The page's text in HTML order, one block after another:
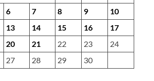
6 7 8 9
10
13 14 15 16
17
20 21 22 23
24
27 28 29 30